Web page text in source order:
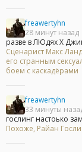
freawertyhn
28 минут назад
разве в ЛЮдях Х
Сценарист Макс
его странным
боем с каскадёрами
freawertyhn
33 минуты
гослинг настоько
Похоже, Райан